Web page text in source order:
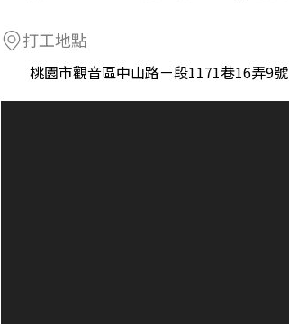
打工地點
桃園市觀音區中山路ㄧ段1171巷16弄9號